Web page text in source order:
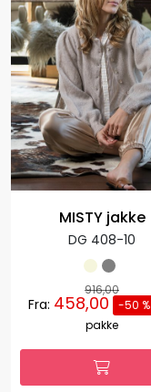
MISTY jakke
DG 408-10
916,00
Fra: 458,00 -50 %
pakke